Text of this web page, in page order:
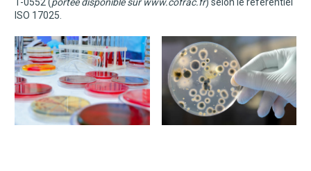
ISO 17025.